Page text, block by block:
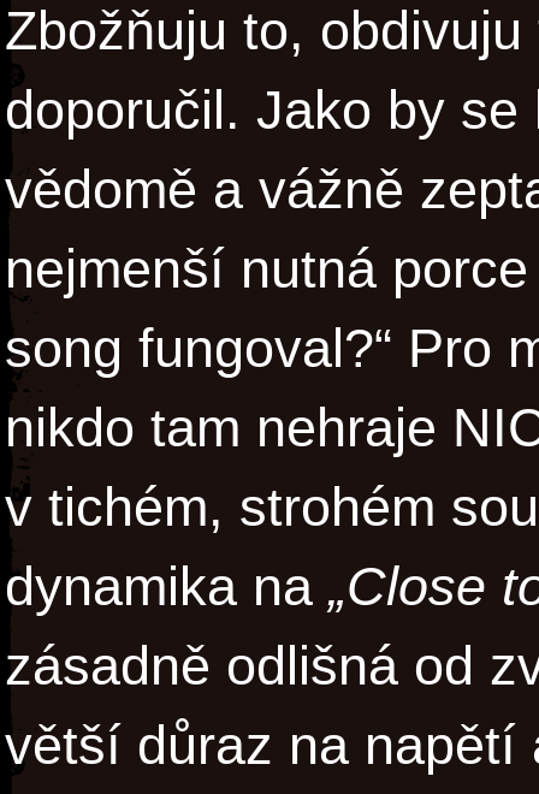
Zbožňuju to,
doporučil. Jako by se
vědomě a vážně
nejmenší nutná
song fungoval?“ Pro
nikdo tam nehraje
v tichém, strohém
dynamika na „Close
zásadně odlišná od
větší důraz na napětí